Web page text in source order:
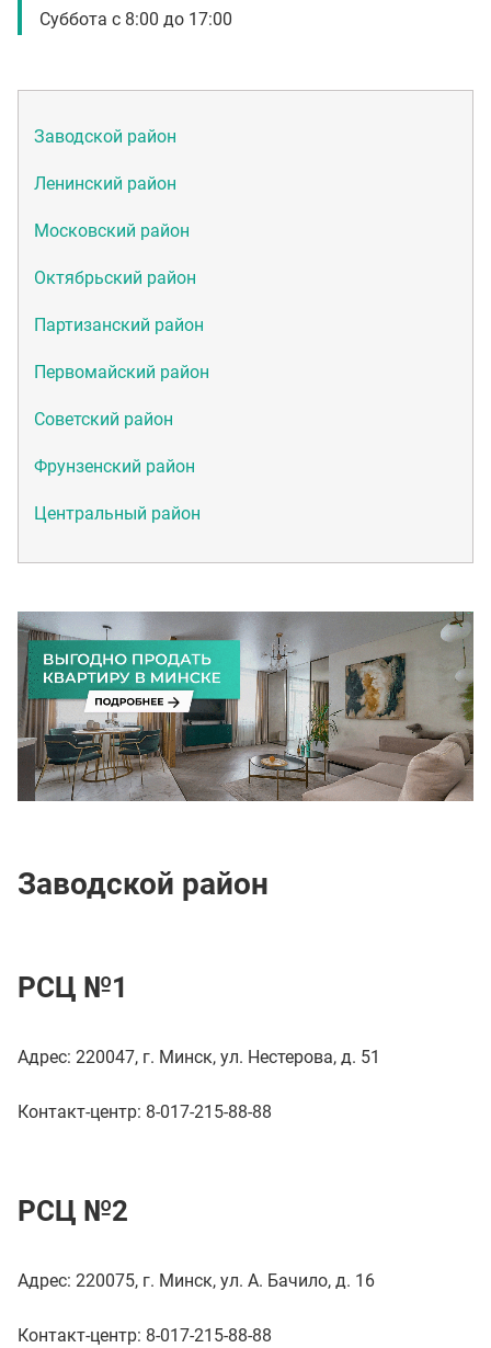
Суббота с 8:00 до 17:00
Заводской район
Ленинский район
Московский район
Октябрьский район
Партизанский район
Первомайский район
Советский район
Фрунзенский район
Центральный район
Заводской район
РСЦ №1
Адрес: 220047, г. Минск, ул. Нестерова, д. 51
Контакт-центр: 8-017-215-88-88
РСЦ №2
Адрес: 220075, г. Минск, ул. А. Бачило, д. 16
Контакт-центр: 8-017-215-88-88